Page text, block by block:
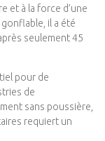
et à la force d’une
il a été
seulement 45
pour de
de
sans poussière,
requiert un